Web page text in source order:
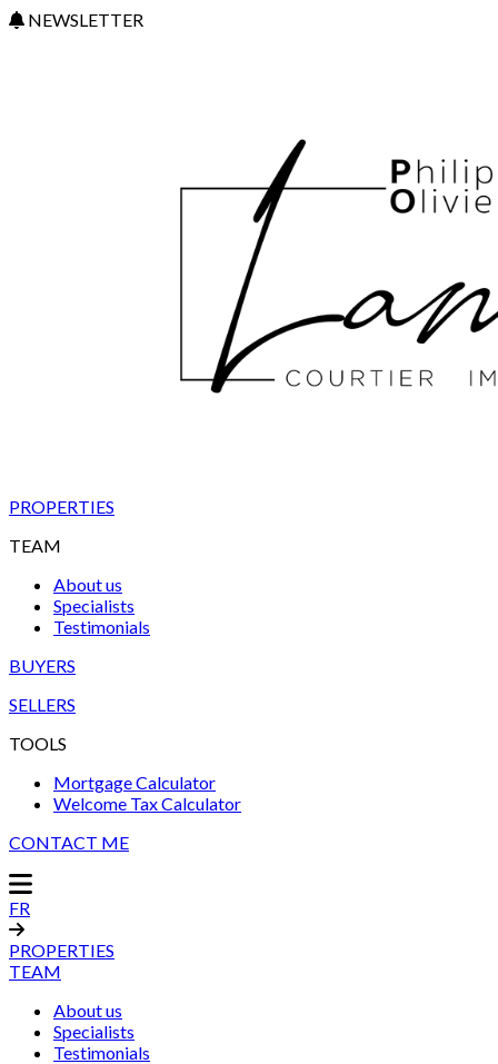
NEWSLETTER
PROPERTIES
TEAM
About us
Specialists
Testimonials
BUYERS
SELLERS
TOOLS
Mortgage Calculator
Welcome Tax Calculator
CONTACT ME
FR
PROPERTIES
TEAM
About us
Specialists
Testimonials